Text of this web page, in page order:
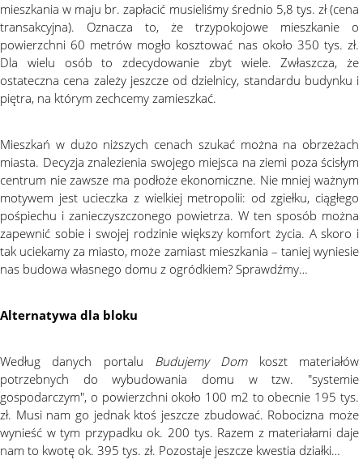
mieszkania w maju br. zapłacić musieliśmy średnio 5,8 tys. zł (cena
transakcyjna). Oznacza to, że trzypokojowe mieszkanie o
powierzchni 60 metrów mogło kosztować nas około 350 tys. zł.
Dla wielu osób to zdecydowanie zbyt wiele. Zwłaszcza, że
ostateczna cena zależy jeszcze od dzielnicy, standardu budynku i
piętra, na którym zechcemy zamieszkać.
Mieszkań w dużo niższych cenach szukać można na obrzeżach
miasta. Decyzja znalezienia swojego miejsca na ziemi poza ścisłym
centrum nie zawsze ma podłoże ekonomiczne. Nie mniej ważnym
motywem jest ucieczka z wielkiej metropolii: od zgiełku, ciągłego
pośpiechu i zanieczyszczonego powietrza. W ten sposób można
zapewnić sobie i swojej rodzinie większy komfort życia. A skoro i
tak uciekamy za miasto, może zamiast mieszkania – taniej wyniesie
nas budowa własnego domu z ogródkiem? Sprawdźmy…
Alternatywa dla bloku
Według danych portalu Budujemy Domkoszt materiałów
potrzebnych do wybudowania domu w tzw. "systemie
gospodarczym", o powierzchni około 100 m2 to obecnie 195 tys.
zł. Musi nam go jednak ktoś jeszcze zbudować. Robocizna może
wynieść w tym przypadku ok. 200 tys. Razem z materiałami daje
nam to kwotę ok. 395 tys. zł. Pozostaje jeszcze kwestia działki…